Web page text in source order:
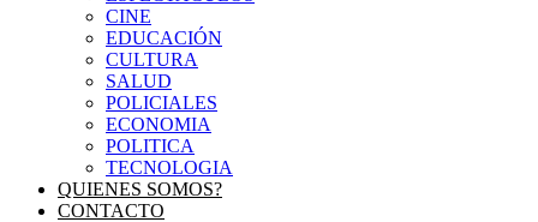
CINE
EDUCACIÓN
CULTURA
SALUD
POLICIALES
ECONOMIA
POLITICA
TECNOLOGIA
QUIENES SOMOS?
CONTACTO